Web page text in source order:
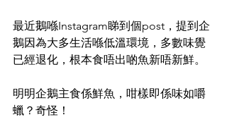
最近鵝喺Instagram睇到個post，提到企
鵝因為大多生活喺低溫環境，多數味覺
已經退化，根本食唔出啲魚新唔新鮮。
明明企鵝主食係鮮魚，咁樣即係味如嚼
蠟？奇怪！